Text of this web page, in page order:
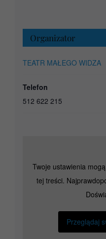
Organizator
TEATR MAŁEGO WIDZA
Telefon
512 622 215
Twoje ustawienia
tej treści.
Przeglądaj